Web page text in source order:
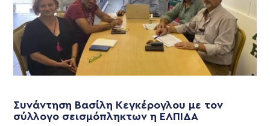
Συνάντηση Βασίλη Κεγκέρογλου με τον
σύλλογο σεισμόπληκτων η ΕΛΠΙΔΑ